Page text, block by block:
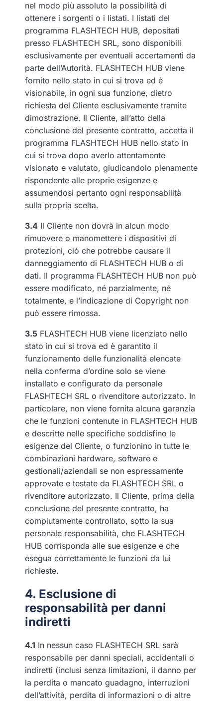
nel modo più assoluto la possibilità di
ottenere i sorgenti o i listati. I listati del
programma FLASHTECH HUB, depositati
presso FLASHTECH SRL, sono disponibili
esclusivamente per eventuali accertamenti da
parte dell’Autorità. FLASHTECH HUB viene
fornito nello stato in cui si trova ed è
visionabile, in ogni sua funzione, dietro
richiesta del Cliente esclusivamente tramite
dimostrazione. Il Cliente, all’atto della
conclusione del presente contratto, accetta il
programma FLASHTECH HUB nello stato in
cui si trova dopo averlo attentamente
visionato e valutato, giudicandolo pienamente
rispondente alle proprie esigenze e
assumendosi pertanto ogni responsabilità
sulla propria scelta.
3.4 Il Cliente non dovrà in alcun modo
rimuovere o manomettere i dispositivi di
protezioni, ciò che potrebbe causare il
danneggiamento di FLASHTECH HUB o di
dati. Il programma FLASHTECH HUB non può
essere modificato, né parzialmente, né
totalmente, e l’indicazione di Copyright non
può essere rimossa.
3.5 FLASHTECH HUB viene licenziato nello
stato in cui si trova ed è garantito il
funzionamento delle funzionalità elencate
nella conferma d’ordine solo se viene
installato e configurato da personale
FLASHTECH SRL o rivenditore autorizzato. In
particolare, non viene fornita alcuna garanzia
che le funzioni contenute in FLASHTECH HUB
e descritte nelle specifiche soddisfino le
esigenze del Cliente, o funzionino in tutte le
combinazioni hardware, software e
gestionali/aziendali se non espressamente
approvate e testate da FLASHTECH SRL o
rivenditore autorizzato. Il Cliente, prima della
conclusione del presente contratto, ha
compiutamente controllato, sotto la sua
personale responsabilità, che FLASHTECH
HUB corrisponda alle sue esigenze e che
esegua correttamente le funzioni da lui
richieste.
4. Esclusione di
responsabilità per danni
indiretti
4.1 In nessun caso FLASHTECH SRL sarà
responsabile per danni speciali, accidentali o
indiretti (inclusi senza limitazioni, il danno per
la perdita o mancato guadagno, interruzioni
dell’attività, perdita di informazioni o di altre